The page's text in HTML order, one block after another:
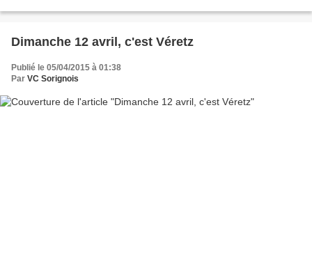
Dimanche 12 avril, c'est Véretz
Publié le 05/04/2015 à 01:38
Par VC Sorignois